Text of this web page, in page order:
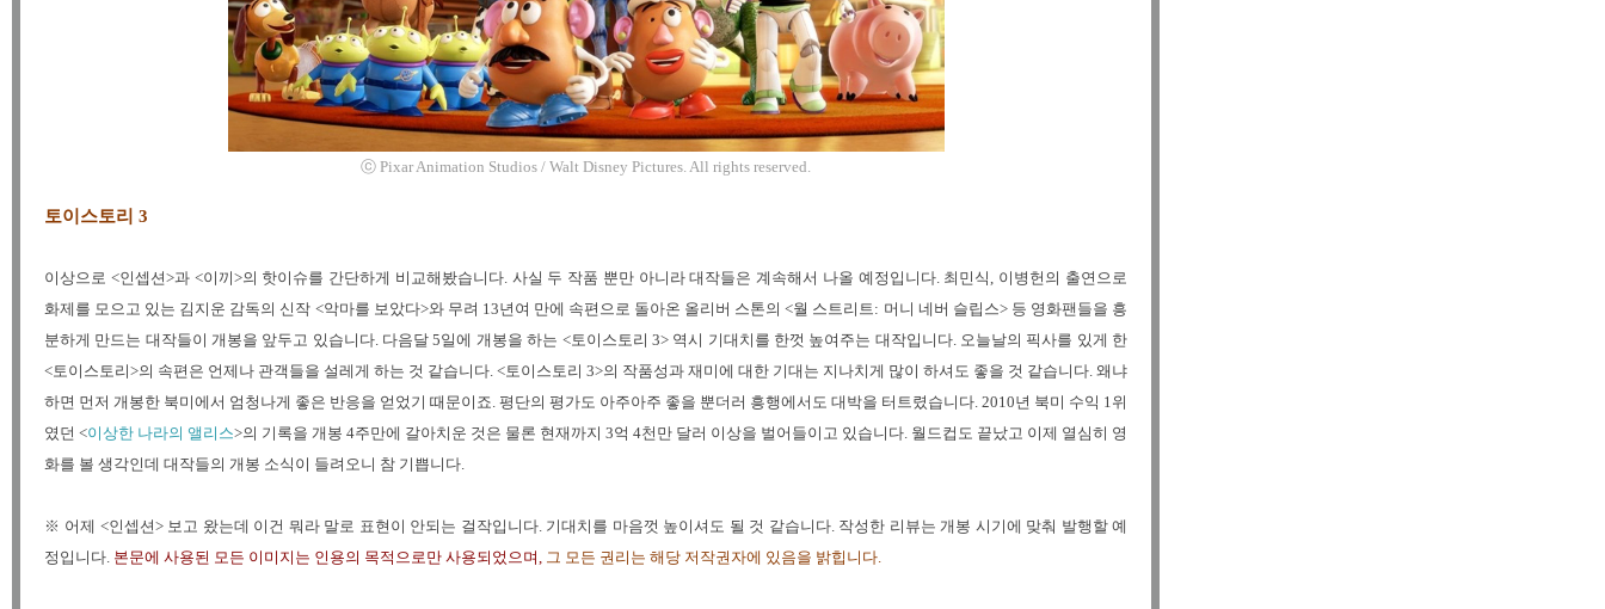
ⓒ Pixar Animation Studios / Walt Disney Pictures. All rights reserved.
토이스토리 3
이상으로 <인셉션>과 <이끼>의 핫이슈를 간단하게 비교해봤습니다. 사실 두 작품 뿐만 아니라 대작들은 계속해서 나올 예정입니다. 최민식, 이병헌의 출연으로
화제를 모으고 있는 김지운 감독의 신작 <악마를 보았다>와 무려 13년여 만에 속편으로 돌아온 올리버 스톤의 <월 스트리트: 머니 네버 슬립스> 등 영화팬들을 흥
분하게 만드는 대작들이 개봉을 앞두고 있습니다. 다음달 5일에 개봉을 하는 <토이스토리 3> 역시 기대치를 한껏 높여주는 대작입니다. 오늘날의 픽사를 있게 한
<토이스토리>의 속편은 언제나 관객들을 설레게 하는 것 같습니다. <토이스토리 3>의 작품성과 재미에 대한 기대는 지나치게 많이 하셔도 좋을 것 같습니다. 왜냐
하면 먼저 개봉한 북미에서 엄청나게 좋은 반응을 얻었기 때문이죠. 평단의 평가도 아주아주 좋을 뿐더러 흥행에서도 대박을 터트렸습니다. 2010년 북미 수익 1위
였던 <이상한 나라의 앨리스>의 기록을 개봉 4주만에 갈아치운 것은 물론 현재까지 3억 4천만 달러 이상을 벌어들이고 있습니다. 월드컵도 끝났고 이제 열심히 영
화를 볼 생각인데 대작들의 개봉 소식이 들려오니 참 기쁩니다.
※ 어제 <인셉션> 보고 왔는데 이건 뭐라 말로 표현이 안되는 걸작입니다. 기대치를 마음껏 높이셔도 될 것 같습니다. 작성한 리뷰는 개봉 시기에 맞춰 발행할 예
정입니다. 본문에 사용된 모든 이미지는 인용의 목적으로만 사용되었으며, 그 모든 권리는 해당 저작권자에 있음을 밝힙니다.